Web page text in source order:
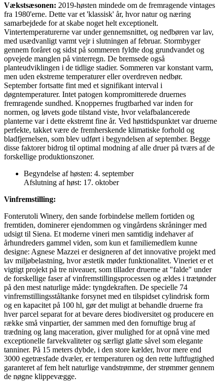
Vækstsæsonen: 2019-høsten mindede om de fremragende vintages
fra 1980'erne. Dette var et 'klassisk' år, hvor natur og næring
samarbejdede for at skabe noget helt exceptionelt.
Vintertemperaturerne var under gennemsnittet, og nedbøren var lav,
med usædvanligt varmt vejr i slutningen af ​​februar. Stormbyger
gennem foråret og sidst på sommeren fyldte dog grundvandet og
opvejede manglen på vinterregn. De bremsede også
planteudviklingen i de tidlige stadier. Sommeren var konstant varm,
men uden ekstreme temperaturer eller overdreven nedbør.
September fortsatte fint med et signifikant interval i
døgntemperaturer. Intet patogen kompromitterede druernes
fremragende sundhed. Knoppernes frugtbarhed var inden for
normen, og løvets gode tilstand viste, hvor velafbalancerede
planterne var i dette ekstremt fine år. Ved høsttidspunktet var druerne
perfekte, takket være de fremherskende klimatiske forhold og
bladfjernelsen, som blev udført i begyndelsen af september. Begge
disse faktorer bidrog til optimal modning af alle druer på tværs af de
forskellige produktionszoner.
Begyndelse af høsten: 4. september
Afslutning af høst: 17. oktober
Vinfremstilling:
Fonterutoli Winery, den sande forbindelse mellem fortiden og
fremtiden, dominerer ejendommen og vingårdens skråninger med
udsigt til Siena. Et moderne vineri men samtidig indehaver af
århundreders gammel viden, som kun et familiemedlem kunne
designe: Agnese Mazzei er designeren af det innovative projekt med
lav miljøbelastning, hvor æstetik møder funktionalitet. Vineriet er et
vigtigt projekt på tre niveauer, som tillader druerne at "falde" under
de forskellige faser af vinfremstillingsprocessen og ældes i trætønder
på den mest naturlige måde: tyngdekraften. De specielle 74
vinfremstillingsståltanke forsynet med en tilspidset cylindrisk form
og en kapacitet på 100 hl, gør det muligt at behandle druerne fra
hver parcel separat for at bevare deres biodiversitet og producere en
række små vinpartier, der sammen med den fornuftige brug af
trædning og lang maceration, giver mulighed for at opnå vine med
exceptionelle farvekvaliteter og særligt glatte såvel som elegante
tanniner. På 15 meters dybde, i den store kælder, hvor mere end
3000 egetræsfade dvæler, er temperaturen og den rette luftfugtighed
garanteret af fem helt naturlige vandstrømme, der strømmer gennem
de nøgne klippevægge.